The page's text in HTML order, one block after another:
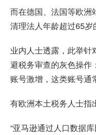
而在德国、法国等欧洲
清理法人年龄超过65岁
业内人士透露，此举
避税务审查的灰色操作
账号激增，这类账号通
有欧洲本土税务人士指
“亚马逊通过人口数据